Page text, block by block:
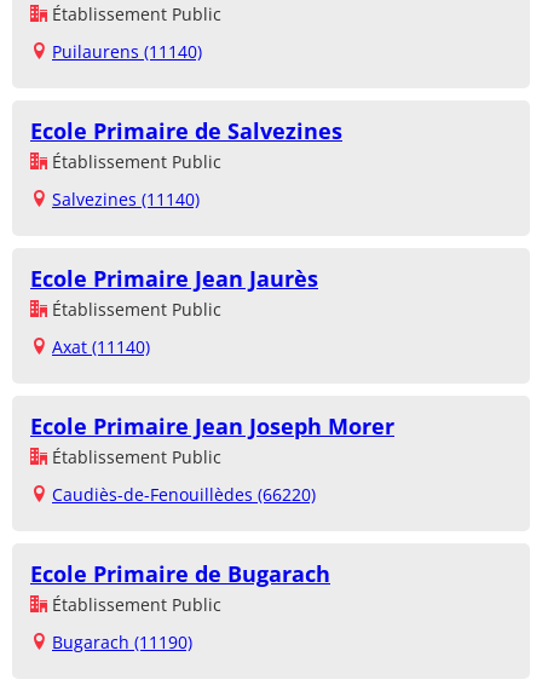
Établissement Public
Puilaurens (11140)
Ecole Primaire de Salvezines
Établissement Public
Salvezines (11140)
Ecole Primaire Jean Jaurès
Établissement Public
Axat (11140)
Ecole Primaire Jean Joseph Morer
Établissement Public
Caudiès-de-Fenouillèdes (66220)
Ecole Primaire de Bugarach
Établissement Public
Bugarach (11190)